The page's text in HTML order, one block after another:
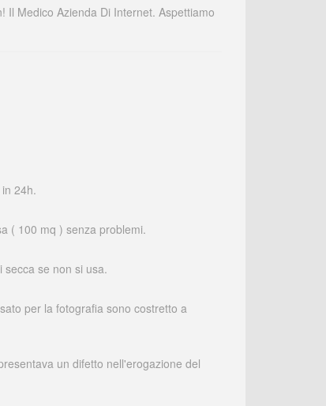
Il Medico Azienda Di Internet. Aspettiamo
24h.
( 100 mq ) senza problemi.
se non si usa.
per la fotografia sono costretto a
un difetto nell'erogazione del